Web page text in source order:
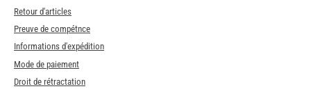
Retour d'articles
Preuve de compétnce
Informations d'expédition
Mode de paiement
Droit de rétractation